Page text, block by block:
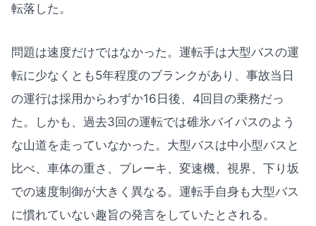
転落した。
問題は速度だけではなかった。運転手は大型バスの運
転に少なくとも5年程度のブランクがあり、事故当日
の運行は採用からわずか16日後、4回目の乗務だっ
た。しかも、過去3回の運転では碓氷バイパスのよう
な山道を走っていなかった。大型バスは中小型バスと
比べ、車体の重さ、ブレーキ、変速機、視界、下り坂
での速度制御が大きく異なる。運転手自身も大型バス
に慣れていない趣旨の発言をしていたとされる。